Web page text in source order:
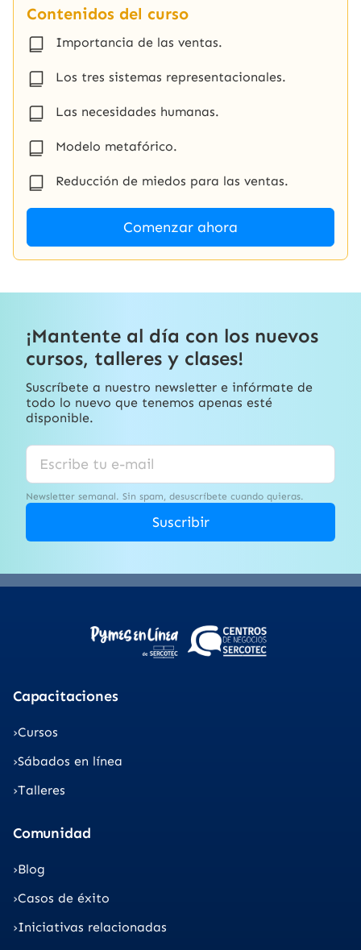
Contenidos del curso
Importancia de las ventas.
Los tres sistemas representacionales.
Las necesidades humanas.
Modelo metafórico.
Reducción de miedos para las ventas.
Comenzar ahora
¡Mantente al día con los nuevos
cursos, talleres y clases!
Suscríbete a nuestro newsletter e infórmate de
todo lo nuevo que tenemos apenas esté
disponible.
Newsletter semanal. Sin spam, desuscríbete cuando quieras.
Suscribir
Capacitaciones
Cursos
Sábados en línea
Talleres
Comunidad
Blog
Casos de éxito
Iniciativas relacionadas